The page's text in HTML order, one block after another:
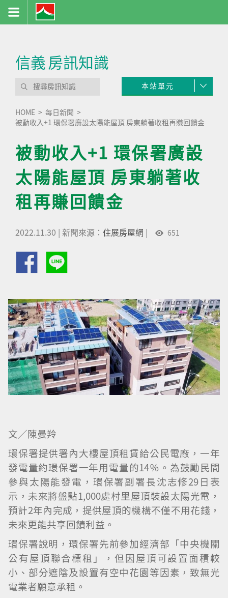
信義房訊知識
本站單元
HOME
每日新聞
被動收入+1 環保署廣設太陽能屋頂 房東躺著收租再賺回饋金
被動收入+1 環保署廣設
太陽能屋頂 房東躺著收
租再賺回饋金
2022.11.30 | 新聞來源： 住展房屋網 | 651
文／陳曼羚
環保署提供署內大樓屋頂租賃給公民電廠，一年
發電量約環保署一年用電量的14％。為鼓勵民間
參與太陽能發電，環保署副署長沈志修29日表
示，未來將盤點1,000處村里屋頂裝設太陽光電，
預計2年內完成，提供屋頂的機構不僅不用花錢，
未來更能共享回饋利益。
環保署說明，環保署先前參加經濟部「中央機關
公有屋頂聯合標租」，但因屋頂可設置面積較
小、部分遮陰及設置有空中花園等因素，致無光
電業者願意承租。